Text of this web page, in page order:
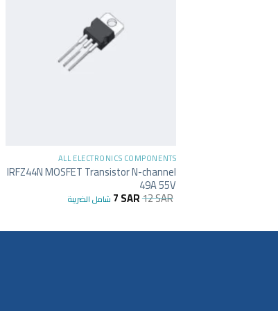
ALL ELECTRONICS COMPONENTS
IRFZ44N MOSFET Transistor N-channel
49A 55V
12SAR
7SAR شامل الضريبة